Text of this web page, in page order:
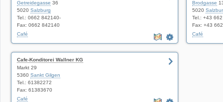
Getreidegasse 36
5020 Salzburg
Tel.: 0662 842140-
Fax: 0662 842140
Café
Brodgasse
5020
Tel.: +43
Fax: +43
Café
Cafe-Konditorei Wallner KG
Markt 29
5360 Sankt Gilgen
Tel.: 61382272
Fax: 61383670
Café